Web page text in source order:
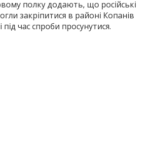
полку додають, що російські
закріпитися в районі Копанів
під час спроби просунутися.